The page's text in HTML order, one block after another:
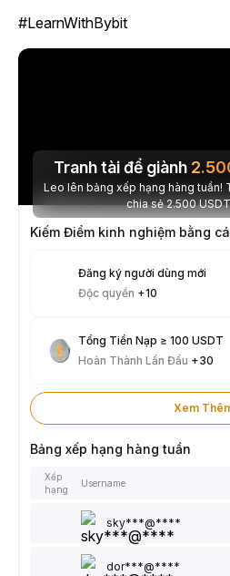
#LearnWithBybit
Tranh tài để giành
Leo lên bảng xếp hạng hàng tuần! Top 100 người
chia sẻ
Đăng ký người dùng mới
Độc quyền +10
Tổng Tiền Nạp ≥ 100 USDT
Hoàn Thành Lần Đầu +30
Xem
Bảng xếp hạng hàng tuần
Xếp
hạng
Username
sky***@****
dor***@****